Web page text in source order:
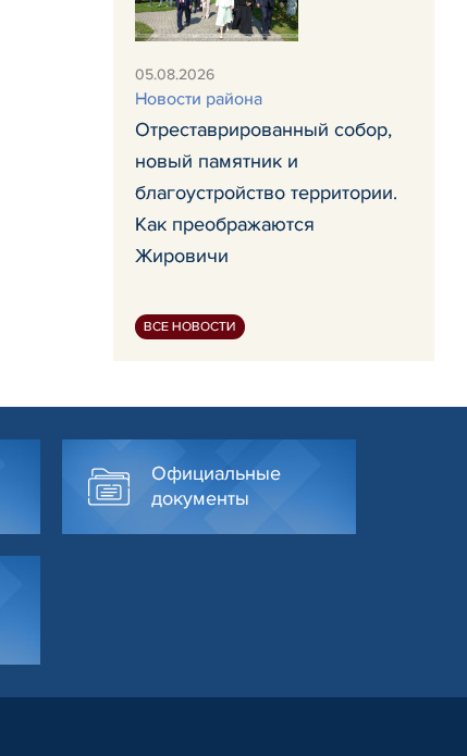
05.08.2026
Новости района
Отреставрированный собор,
новый памятник и
благоустройство территории.
Как преображаются
Жировичи
ВСЕ НОВОСТИ
Официальные
документы